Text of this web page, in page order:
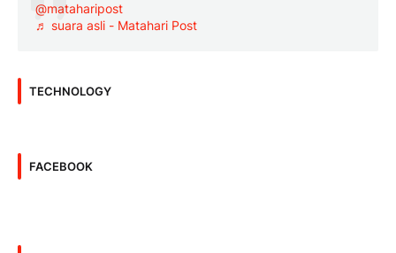
@mataharipost
♬ suara asli - Matahari Post
TECHNOLOGY
FACEBOOK